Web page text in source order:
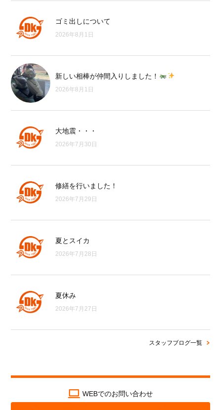
ゴミ出しについて
2026年8月1日
新しい相棒が仲間入りしました！
2026年8月1日
大地震・・・
2026年7月30日
修繕を行いました！
2026年7月29日
夏とスイカ
2026年7月28日
夏休み
2026年7月27日
スタッフブログ一覧
WEBでのお問い合わせ